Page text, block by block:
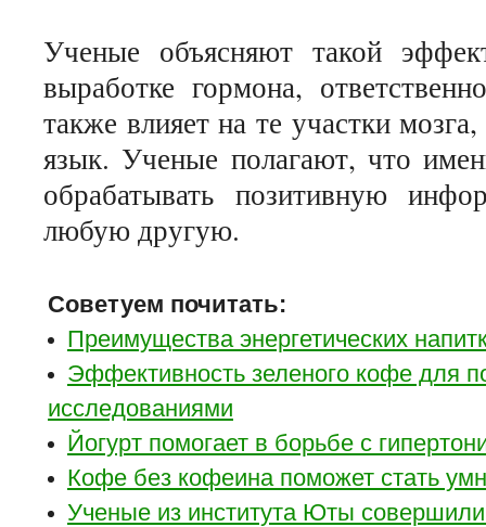
Ученые объясняют такой
выработке гормона,
также влияет на те участки
язык. Ученые полагают, что
обрабатывать позитивную
любую другую.
Советуем почитать:
Преимущества энергетических
Эффективность зеленого кофе для
исследованиями
Йогурт помогает в борьбе с
Кофе без кофеина поможет стать
Ученые из института Юты